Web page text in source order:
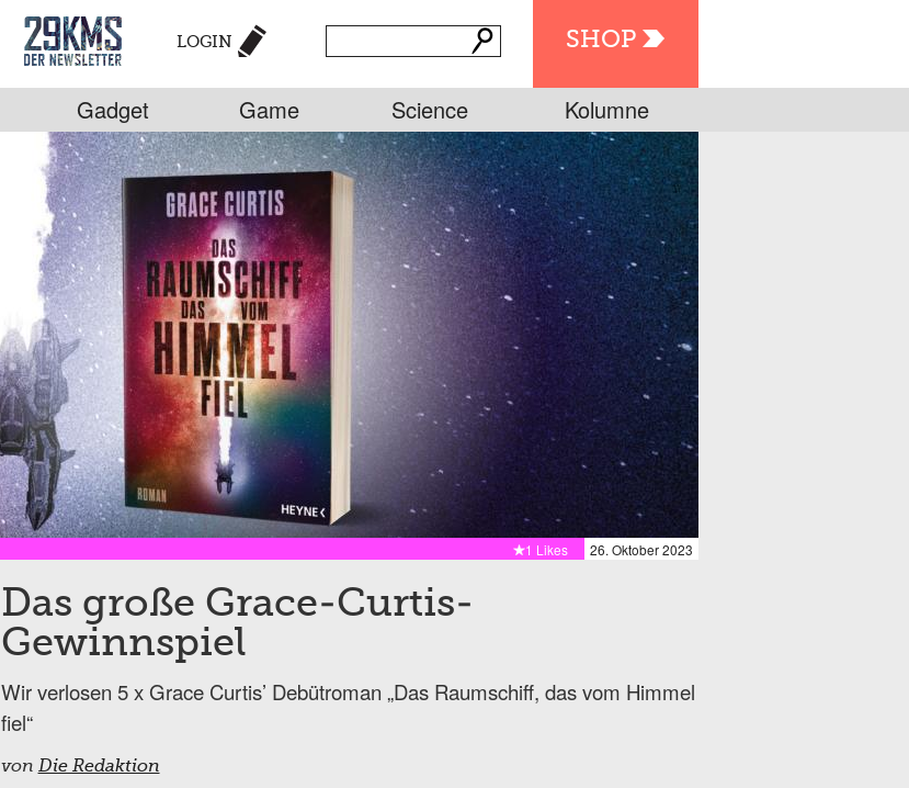
SHOP
LOGIN
Gadget Game Science Kolumne
26. Oktober 2023
1 Likes
Das große Grace-Curtis-
Gewinnspiel
Wir verlosen 5 x Grace Curtis’ Debütroman „Das Raumschiff, das vom Himmel
fiel“
von Die Redaktion